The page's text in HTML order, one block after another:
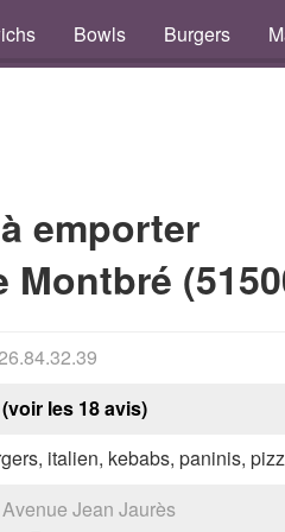
Bowls Burgers
emporter
Montbré
les 18 avis)
italien, kebabs, paninis,
Jean Jaurès